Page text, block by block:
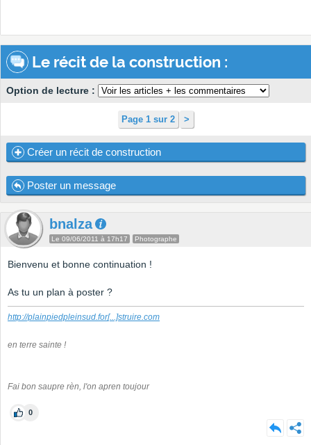
Le récit de la construction :
Option de lecture :
Page 1 sur 2 >
Créer un récit de construction
Poster un message
bnalza
Le 09/06/2011 à 17h17 Photographe
Bienvenu et bonne continuation !
As tu un plan à poster ?
http://plainpiedpleinsud.for[...]struire.com
en terre sainte !
Fai bon saupre rèn, l'on apren toujour
0